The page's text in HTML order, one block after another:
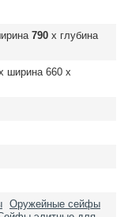
790 х глубина
ширина 660 х
Оружейные сейфы